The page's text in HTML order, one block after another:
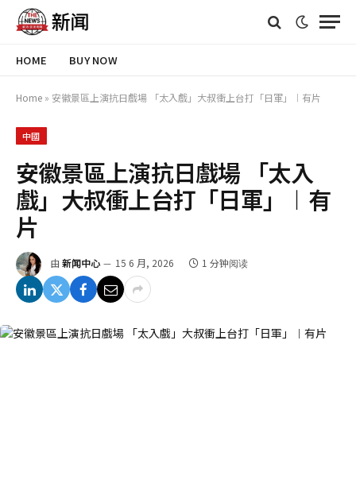
HOME BUY NOW
Home » 安徽景區上演抗日戲場 「太入戲」大叔衝上台打「日軍」︱有片
中國
安徽景區上演抗日戲場 「太入
戲」大叔衝上台打「日軍」︱有
片
由 新闻中心 15 6 月, 2026 1 分钟阅读